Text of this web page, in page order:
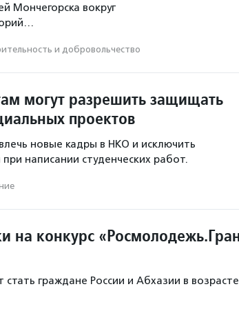
Мончегорска вокруг
и доброволь­чест­во
могут разрешить защищать
проектов
новые кадры в НКО и исключить
написании студенческих работ.
на конкурс
стать граждане России и Абхазии в